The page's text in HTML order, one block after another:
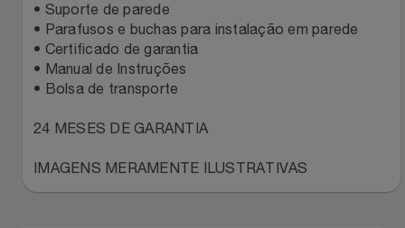
• Suporte de parede
• Parafusos e buchas para instalação em parede
• Certificado de garantia
• Manual de Instruções
• Bolsa de transporte
24 MESES DE GARANTIA
IMAGENS MERAMENTE ILUSTRATIVAS